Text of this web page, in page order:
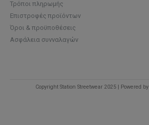
Τρόποι πληρωμής
Επιστροφές προϊόντων
Όροι & προϋποθέσεις
Ασφάλεια συνναλαγών
Copyright Station Streetwear 2025 | Powered by